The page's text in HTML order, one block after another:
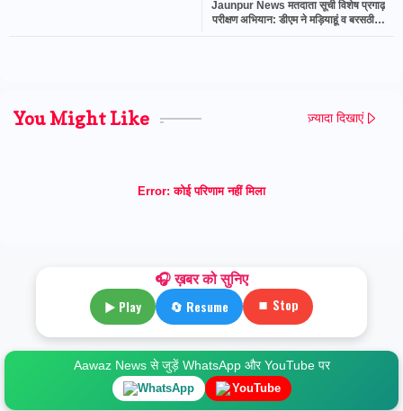
Jaunpur News मतदाता सूची विशेष प्रगाढ़
परीक्षण अभियान: डीएम ने मड़ियाहूं व बरसठी के
You Might Like ज़्यादा दिखाएं
Error: कोई परिणाम नहीं मिला
🎧 ख़बर को सुनिए
▶ Play 🔄 Resume ⏹ Stop
Aawaz News से जुड़ें WhatsApp और YouTube पर
WhatsApp YouTube